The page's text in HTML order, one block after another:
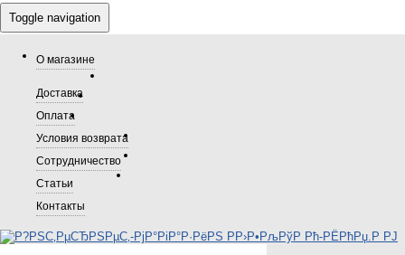
Toggle navigation
О магазине
Доставка
Оплата
Условия возврата
Сотрудничество
Статьи
Контакты